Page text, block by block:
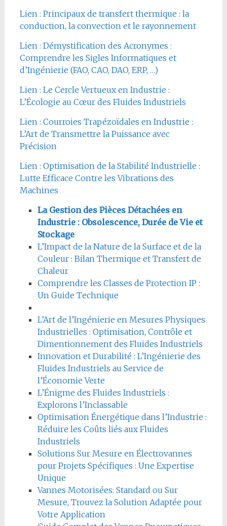
Lien : Principaux de transfert thermique : la
conduction, la convection et le rayonnement
Lien : Démystification des Acronymes :
Comprendre les Sigles Informatiques et
d’Ingénierie (FAO, CAO, DAO, ERP, …)
Lien : Le Cercle Vertueux en Industrie :
L’Écologie au Cœur des Fluides Industriels
Lien : Courroies Trapézoïdales en Industrie :
L’Art de Transmettre la Puissance avec
Précision
Lien : Optimisation de la Stabilité Industrielle :
Lutte Efficace Contre les Vibrations des
Machines
La Gestion des Pièces Détachées en
Industrie : Obsolescence, Durée de Vie et
Stockage
L’Impact de la Nature de la Surface et de la
Couleur : Bilan Thermique et Transfert de
Chaleur
Comprendre les Classes de Protection IP :
Un Guide Technique
L’Art de l’Ingénierie en Mesures Physiques
Industrielles : Optimisation, Contrôle et
Dimentionnement des Fluides Industriels
Innovation et Durabilité : L’Ingénierie des
Fluides Industriels au Service de
l’Économie Verte
L’Énigme des Fluides Industriels :
Explorons l’Inclassable
Optimisation Énergétique dans l’Industrie :
Réduire les Coûts liés aux Fluides
Industriels
Solutions Sur Mesure en Électrovannes
pour Projets Spécifiques : Une Expertise
Unique
Vannes Motorisées: Standard ou Sur
Mesure, Trouvez la Solution Adaptée pour
Votre Application